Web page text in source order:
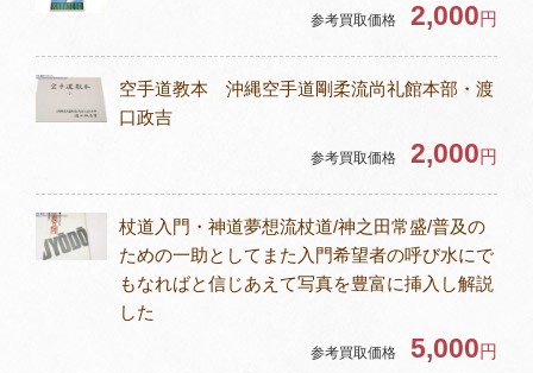
参考買取価格 2,000円
空手道教本 沖縄空手道剛柔流尚礼館本部・渡
口政吉
参考買取価格 2,000円
杖道入門・神道夢想流杖道/神之田常盛/普及の
ための一助としてまた入門希望者の呼び水にで
もなればと信じあえて写真を豊富に挿入し解説
した
参考買取価格 5,000円